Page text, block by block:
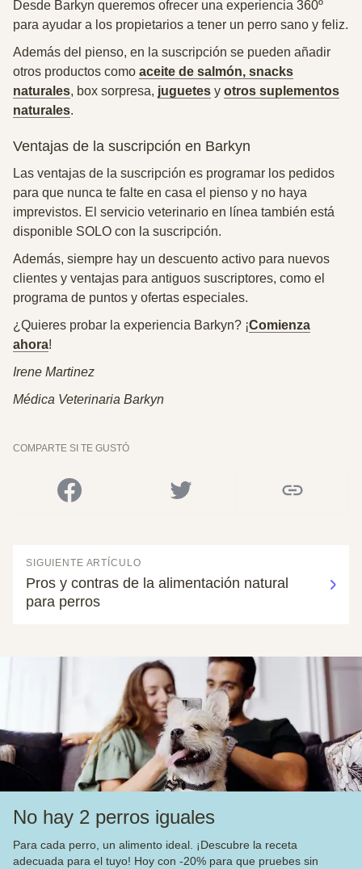
Desde Barkyn queremos ofrecer una experiencia 360º
para ayudar a los propietarios a tener un perro sano y feliz.
Además del pienso, en la suscripción se pueden añadir
otros productos como aceite de sa lmón, snacks
naturales, box sorpresa, juguetes y otros suplementos
naturales.
Ventajas de la suscripción en Barkyn
Las ventajas de la suscripción es programar los pedidos
para que nunca te falte en casa el pienso y no haya
imprevistos. El servicio veterinario en línea también está
disponible SOLO con la suscripción.
Además, siempre hay un descuento activo para nuevos
clientes y ventajas para antiguos suscriptores, como el
programa de puntos y ofertas especiales.
¿Quieres probar la experiencia Barkyn? ¡Comienza
ahora!
Irene Martinez
Médica Veterinaria Barkyn
COMPARTE SI TE GUSTÓ
SIGUIENTE ARTÍCULO
Pros y contras de la alimentación natural
para perros
No hay 2 perros iguales
Para cada perro, un alimento ideal. ¡Descubre la receta
adecuada para el tuyo! Hoy con -20% para que pruebes sin